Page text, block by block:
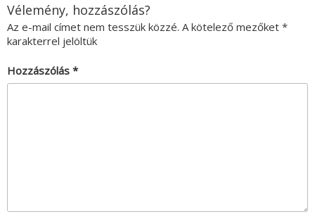
Vélemény, hozzászólás?
Az e-mail címet nem tesszük közzé. A kötelező mezőket *
karakterrel jelöltük
Hozzászólás *